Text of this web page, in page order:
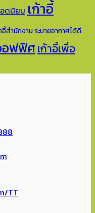
ดนิยม เก้าอี้
อี้สำนักงาน ระบายอากาศได้ดี
อฟฟิศเก้าอี้เพื่อ
TT